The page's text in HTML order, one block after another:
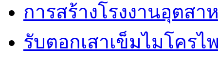
การสร้างโรงงานอุตสา
รับตอกเสาเข็มไมโคร